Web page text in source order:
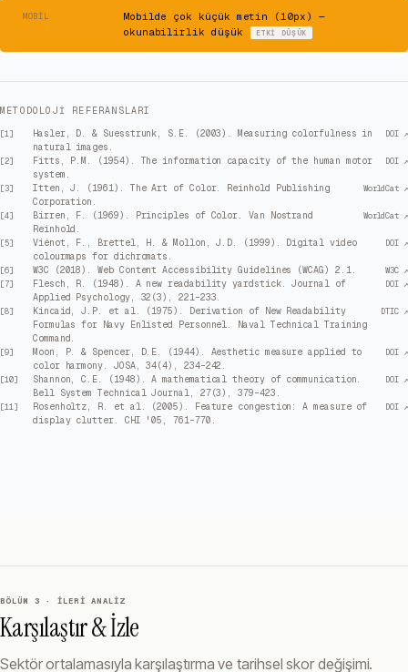
MOBIL
Mobilde çok küçük metin (10px) —
okunabilirlik düşük
ETKI DÜŞÜK
METODOLOJI REFERANSLARI
[1]
Hasler, D. & Suesstrunk, S.E. (2003). Measuring colorfulness in
natural images.
DOI ↗
[2]
Fitts, P.M. (1954). The information capacity of the human motor
system.
DOI ↗
[3]
Itten, J. (1961). The Art of Color. Reinhold Publishing
Corporation.
WorldCat ↗
[4]
Birren, F. (1969). Principles of Color. Van Nostrand
Reinhold.
WorldCat ↗
[5]
Viénot, F., Brettel, H. & Mollon, J.D. (1999). Digital video
colourmaps for dichromats.
DOI ↗
[6] W3C (2018). Web Content Accessibility Guidelines (WCAG) 2.1.
W3C ↗
[7]
Flesch, R. (1948). A new readability yardstick. Journal of
Applied Psychology, 32(3), 221–233.
DOI ↗
[8]
Kincaid, J.P. et al. (1975). Derivation of New Readability
Formulas for Navy Enlisted Personnel. Naval Technical Training
Command.
DTIC ↗
[9]
Moon, P. & Spencer, D.E. (1944). Aesthetic measure applied to
color harmony. JOSA, 34(4), 234–242.
DOI ↗
[10]
Shannon, C.E. (1948). A mathematical theory of communication.
Bell System Technical Journal, 27(3), 379–423.
DOI ↗
[11]
Rosenholtz, R. et al. (2005). Feature congestion: A measure of
display clutter. CHI '05, 761–770.
DOI ↗
BÖLÜM 3 · İLERI ANALIZ
Karşılaştır & İzle
Sektör ortalamasıyla karşılaştırma ve tarihsel skor değişimi.